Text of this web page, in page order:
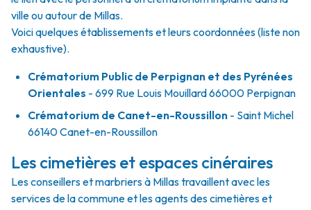
ville ou autour de Millas.
Voici quelques établissements et leurs coordonnées (liste non
exhaustive).
Crématorium Public de Perpignan et des Pyrénées
Orientales - 699 Rue Louis Mouillard 66000 Perpignan
Crématorium de Canet-en-Roussillon - Saint Michel
66140 Canet-en-Roussillon
Les cimetières et espaces cinéraires
Les conseillers et marbriers à Millas travaillent avec les
services de la commune et les agents des cimetières et